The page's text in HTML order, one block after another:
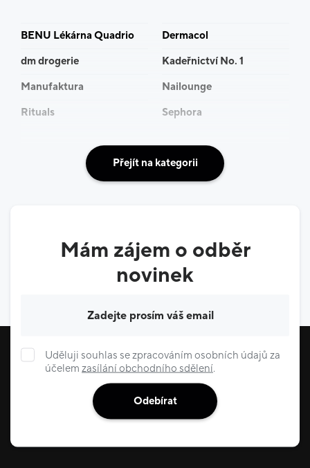
BENU Lékárna Quadrio
Dermacol
dm drogerie
Kadeřnictví No. 1
Manufaktura
Nailounge
Rituals
Sephora
Přejít na kategorii
Mám zájem o odběr
novinek
Uděluji souhlas se zpracováním osobních údajů za
účelem zasílání obchodního sdělení.
Odebírat